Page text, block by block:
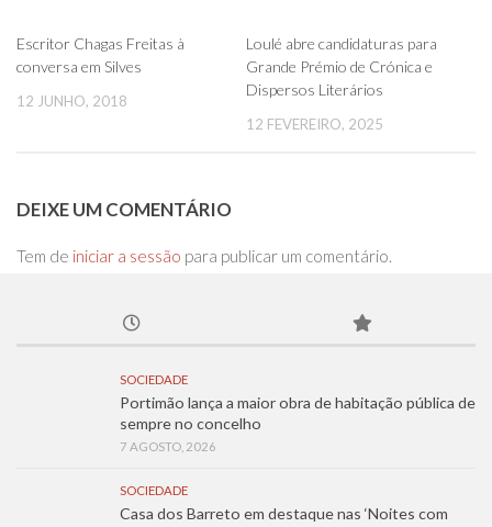
Escritor Chagas Freitas à
conversa em Silves
12 JUNHO, 2018
Loulé abre candidaturas para
Grande Prémio de Crónica e
Dispersos Literários
12 FEVEREIRO, 2025
DEIXE UM COMENTÁRIO
Tem de iniciar a sessão para publicar um comentário.
SOCIEDADE
Portimão lança a maior obra de habitação pública de
sempre no concelho
7 AGOSTO, 2026
SOCIEDADE
Casa dos Barreto em destaque nas ‘Noites com